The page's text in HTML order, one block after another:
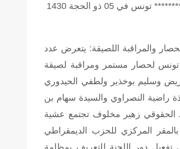
*************************************************************************** تونس في 05 ذو الحجة 1430
يتعرض عدد
تونس لحصار مستمر ومراقبة لصيقة
وسليم بوخذير ولطفي الحيدوري
راضية النصراوي والسيدة سهام بن
الحقوقي زهير مخلوف تجتمع عشية
اجتمعت مساء اليوم الاثنين 23 نوفمبر 2009 بالمقر المركزي للحزب الديمقراطي
دور اللجنة للتعريف بمظلمة